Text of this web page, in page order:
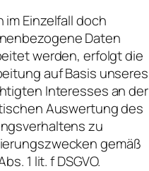
im Einzelfall doch
Daten
werden, erfolgt die
auf Basis unseres
Interesses an der
Auswertung des
zu
gemäß
1 lit. f DSGVO.